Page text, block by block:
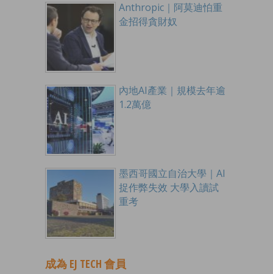
Anthropic｜阿莫迪怕重
金招得貪財奴
內地AI產業｜規模去年逾
1.2萬億
墨西哥國立自治大學｜AI
捉作弊失效 大學入讀試
重考
成為 EJ TECH 會員